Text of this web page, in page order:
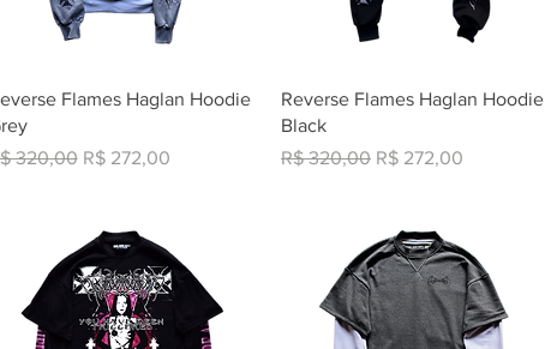
Visualização rápida
Flames Haglan Hoodie
normal
320,00 Preço promocional
R$ 272,00
Visualização rápida
Reverse Flames Haglan Hoodie
Black
Preço normal
R$ 320,00 Preço promocional
R$ 272,00